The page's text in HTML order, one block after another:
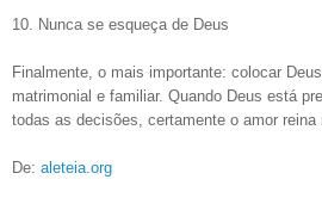
10. Nunca se esqueça de Deus
Finalmente, o mais importante: colocar
matrimonial e familiar. Quando Deus está
todas as decisões, certamente o amor reina
De: aleteia.org